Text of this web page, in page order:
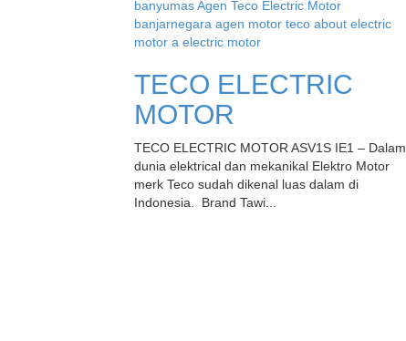
TECO ELECTRIC
MOTOR
TECO ELECTRIC MOTOR ASV1S IE1 – Dalam
dunia elektrical dan mekanikal Elektro Motor
merk Teco sudah dikenal luas dalam di
Indonesia. Brand Tawi...